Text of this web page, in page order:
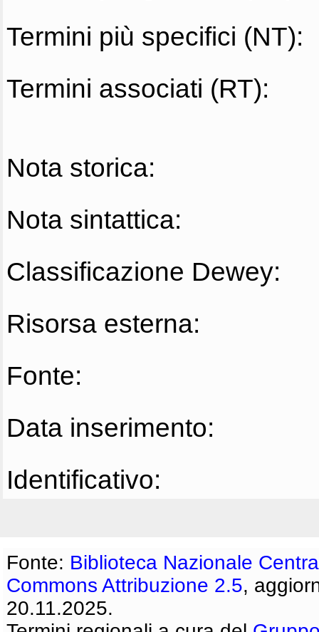
Termini più specifici (NT):
Termini associati (RT):
Nota storica:
Nota sintattica:
Classificazione Dewey:
Risorsa esterna:
Fonte:
Data inserimento:
Identificativo:
Fonte: Biblioteca Nazionale
Commons Attribuzione 2.5,
20.11.2025.